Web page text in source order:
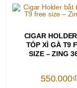
THÊM VÀO GIỎ
CIGAR
TÓP XÌ GÀ T9
SIZE – ZING
550.000₫